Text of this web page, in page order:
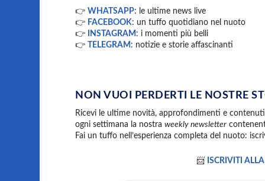
👉WHATSAPP: le ultime news live
👉 FACEBOOK: un tuffo quotidiano nel nuoto
👉
INSTAGRAM : i momenti più belli
👉
TELEGRAM : notizie e storie affascinanti
NON VUOI PERDERTI LE NOSTRE
Ricevi le ultime novità, approfondimenti e
ogni settimana la nostraweekly newsletter
Fai un tuffo nell’esperienza completa del nuoto:
📨 ISCRIVITI